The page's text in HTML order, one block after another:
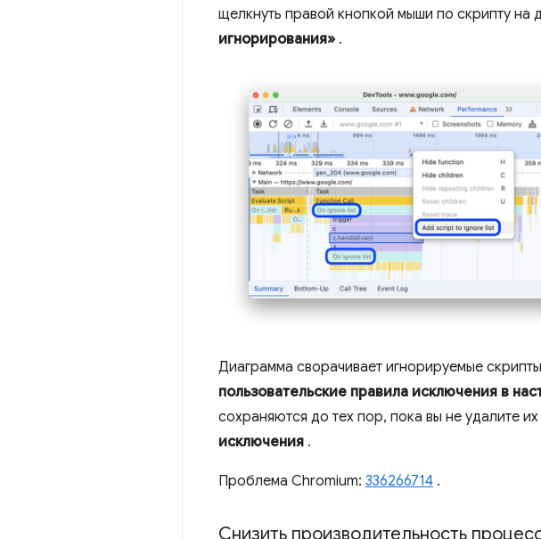
щелкнуть правой кнопкой мыши по скрипту на
игнорирования» .
Диаграмма сворачивает игнорируемые
пользовательские правила исключения в
сохраняются до тех пор, пока вы не удалите
исключения .
Проблема Chromium: 336266714 .
Снизить производительность